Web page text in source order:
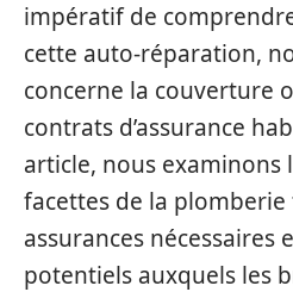
impératif de
cette auto-réparation,
concerne la couverture
contrats d’assurance
article, nous examinons
facettes de la
assurances nécessaires
potentiels auxquels les